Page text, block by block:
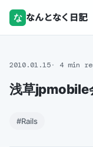
な なんとなく日記
2010.01.15 4 min
浅草jpmobile
#Rails